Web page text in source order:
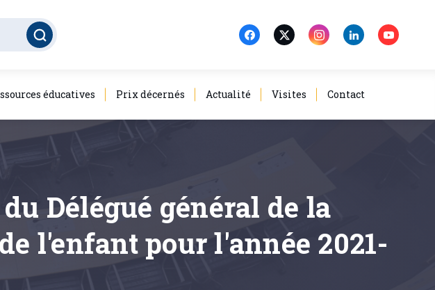
éducatives Prix décernés Actualité Visites Contact
Délégué général de la
l'enfant pour l'année 2021-